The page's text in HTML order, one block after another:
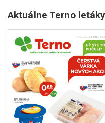
Aktuálne Terno